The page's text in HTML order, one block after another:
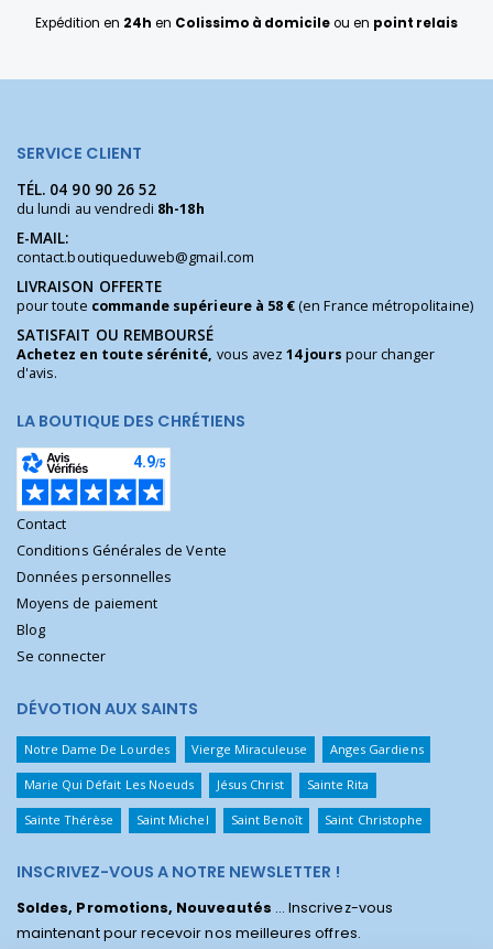
Expédition en 24h en Colissimo à domicileou en point relais
SERVICE CLIENT
TÉL. 04 90 90 26 52
du lundi au vendredi 8h-18h
E-MAIL:
contact.boutiqueduweb@gmail.com
LIVRAISON OFFERTE
pour toute commande supérieure à 58 €(en France métropolitaine)
SATISFAIT OU REMBOURSÉ
Achetez en toute sérénité, vous avez14 jours pour changer
d'avis.
LA BOUTIQUE DES CHRÉTIENS
Contact
Conditions Générales de Vente
Données personnelles
Moyens de paiement
Blog
Se connecter
DÉVOTION AUX SAINTS
Notre Dame De Lourdes Vierge Miraculeuse Anges Gardiens
Marie Qui Défait Les Noeuds Jésus Christ Sainte Rita
Sainte Thérèse Saint Michel Saint Benoît Saint Christophe
INSCRIVEZ-VOUS A NOTRE NEWSLETTER !
Soldes, Promotions, Nouveautés ... Inscrivez-vous
maintenant pour recevoir nos meilleures offres.